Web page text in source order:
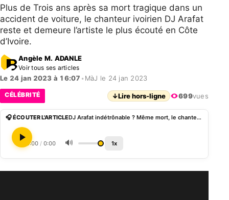
Plus de Trois ans après sa mort tragique dans un
accident de voiture, le chanteur ivoirien DJ Arafat
reste et demeure l’artiste le plus écouté en Côte
d’Ivoire.
Angèle M. ADANLE
Voir tous ses articles
Le 24 jan 2023 à 16:07 • MàJ le 24 jan 2023
CÉLÉBRITÉ ↓Lire hors-ligne 699vues
🎧 ÉCOUTER L'ARTICLE DJ Arafat indétrônable ? Même mort, le chanteur conserve son rang de leader du showbiz ivoire
0:00 / 0:00 🔊 1x